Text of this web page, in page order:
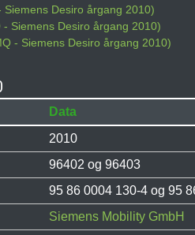
Desiro årgang 2010)
Siemens Desiro årgang 2010)
- Siemens Desiro årgang 2010)
Data
2010
96402 og 96403
95 86 0004 130-4 og 95
Siemens Mobility GmbH